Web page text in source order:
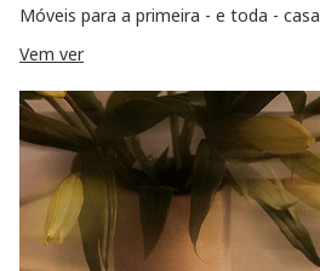
Móveis para a primeira - e toda - casa
Vem ver